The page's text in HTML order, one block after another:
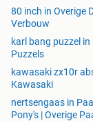
80 inch in Overige
Verbouw
karl bang puzzel in
Puzzels
kawasaki zx10r
Kawasaki
nertsengaas in
Pony's | Overige